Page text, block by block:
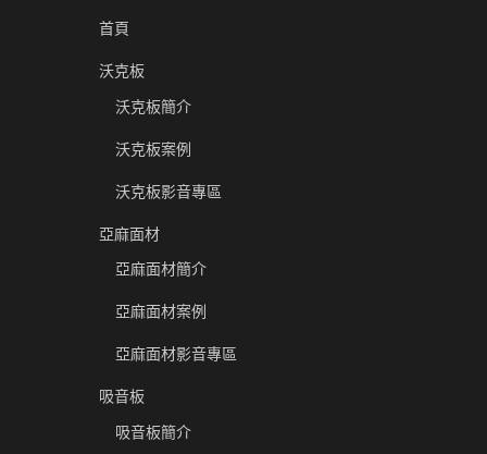
首頁
沃克板
沃克板簡介
沃克板案例
沃克板影音專區
亞麻面材
亞麻面材簡介
亞麻面材案例
亞麻面材影音專區
吸音板
吸音板簡介